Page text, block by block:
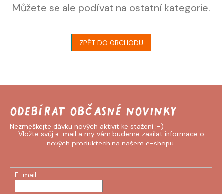
Můžete se ale podívat na ostatní kategorie.
ZPĚT DO OBCHODU
Vložte svůj e-mail a my vám budeme zasílat informace o
nových produktech na našem e-shopu.
E-mail